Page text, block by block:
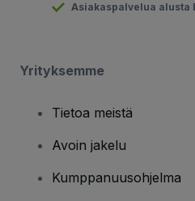
Asiakaspalvelua alusta
Yrityksemme
Tietoa meistä
Avoin jakelu
Kumppanuusohjelma